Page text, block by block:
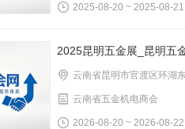
2025-08-20 ~ 2025-08-21
2025昆明五金展_昆明五
云南省昆明市官渡区环湖
云南省五金机电商会
2026-08-20 ~ 2026-08-22